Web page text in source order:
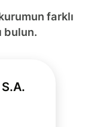
farklı
bulun.